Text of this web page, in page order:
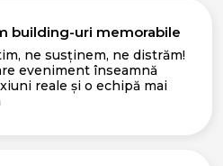
building-uri memorabile
ne susținem, ne distrăm!
eveniment înseamnă
reale și o echipă mai